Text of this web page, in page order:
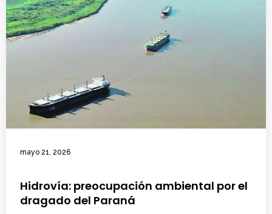
mayo 21, 2026
Hidrovía: preocupación ambiental por el
dragado del Paraná